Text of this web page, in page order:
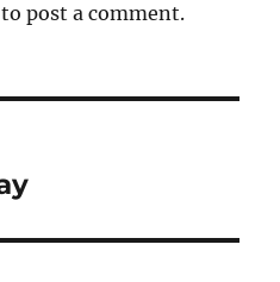
to post a comment.